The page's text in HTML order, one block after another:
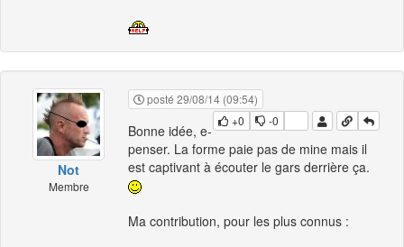
Not
Membre
posté 29/08/14 (09:54)
+0
-0
Bonne idée, e-
penser. La forme paie pas de mine mais il
est captivant à écouter le gars derrière ça.
Ma contribution, pour les plus connus :